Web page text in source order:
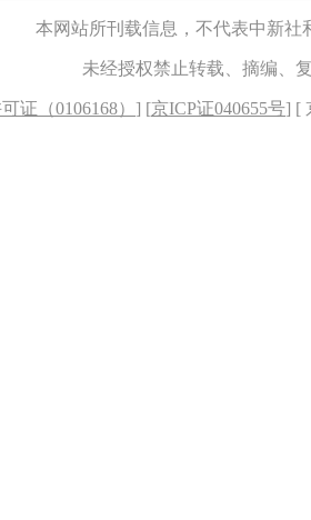
本网站所刊载信息，不代表中新
未经授权禁止转载、摘编、
证（0106168） ] [京ICP证040655号] [